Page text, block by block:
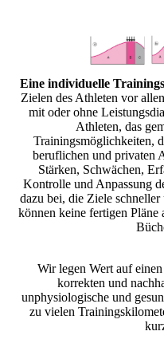
Eine individuelle
Zielen des Athleten vor
mit oder ohne
Athleten, das
Trainingsmöglichkeiten,
beruflichen und privaten
Stärken, Schwächen,
Kontrolle und Anpassung
dazu bei, die Ziele
können keine fertigen Pläne
Wir legen Wert auf
korrekten und
unphysiologische und
zu vielen